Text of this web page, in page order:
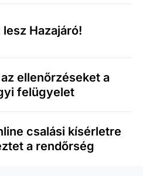
Hazajáró!
ellenőrzéseket a
felügyelet
csalási kísérletre
a rendőrség